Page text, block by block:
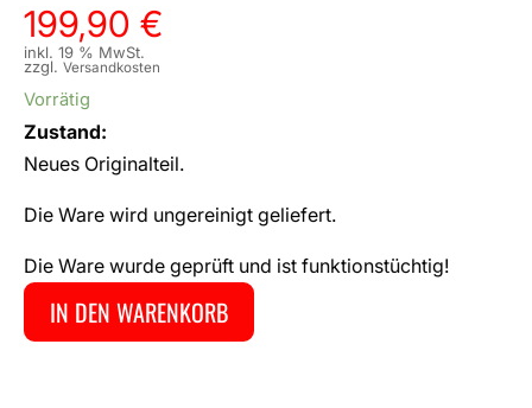
199,90 €
inkl. 19 % MwSt.
zzgl. Versandkosten
Vorrätig
Zustand:
Neues Originalteil.
Die Ware wird ungereinigt geliefert.
Die Ware wurde geprüft und ist funktionstüchtig!
IN DEN WARENKORB